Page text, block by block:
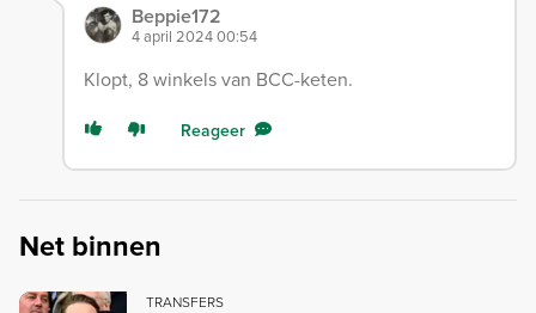
Beppie172
4 april 2024 00:54
Klopt, 8 winkels van BCC-keten.
Reageer
Net binnen
TRANSFERS